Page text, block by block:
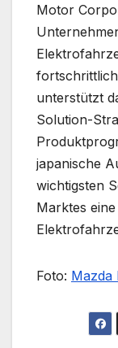
Motor
unterstützt
Solution-
japanische
wichtigsten
Marktes
Foto: Mazda